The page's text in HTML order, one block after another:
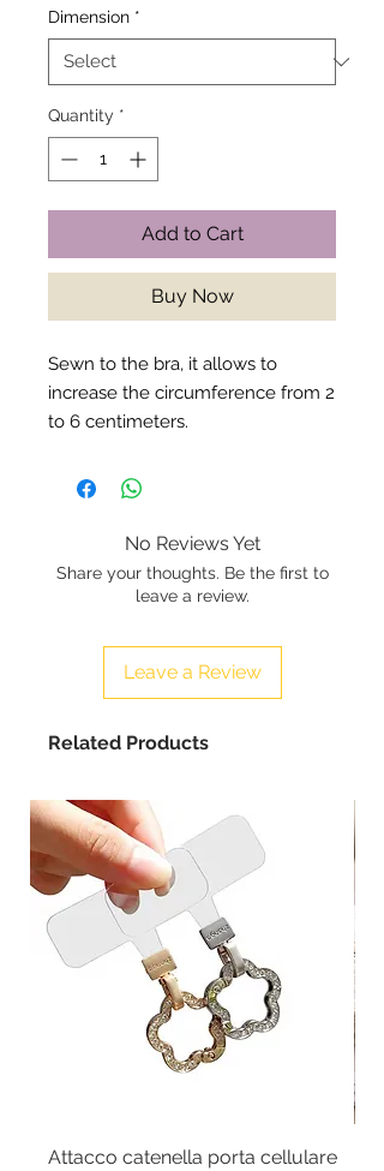
Dimension *
Quantity *
Add to Cart
Buy Now
Sewn to the bra, it allows to
increase the circumference from 2
to 6 centimeters.
No Reviews Yet
Share your thoughts. Be the first to
leave a review.
Leave a Review
Related Products
Attacco catenella porta cellulare